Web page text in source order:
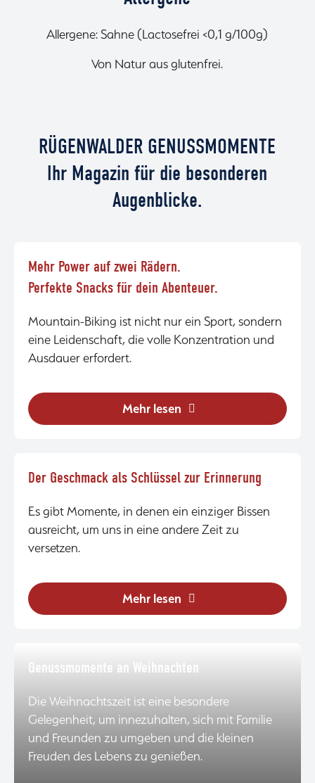
Allergene: Sahne (Lactosefrei <0,1 g/100g)
Von Natur aus glutenfrei.
RÜGENWALDER GENUSSMOMENTE
Ihr Magazin für die besonderen
Augenblicke.
Mehr Power auf zwei Rädern.
Perfekte Snacks für dein Abenteuer.
Mountain-Biking ist nicht nur ein Sport, sondern
eine Leidenschaft, die volle Konzentration und
Ausdauer erfordert.
Mehr lesen
Der Geschmack als Schlüssel zur Erinnerung
Es gibt Momente, in denen ein einziger Bissen
ausreicht, um uns in eine andere Zeit zu
versetzen.
Mehr lesen
Genussmomente an Weihnachten
Die Weihnachtszeit ist eine besondere
Gelegenheit, um innezuhalten, sich mit Familie
und Freunden zu umgeben und die kleinen
Freuden des Lebens zu genießen.